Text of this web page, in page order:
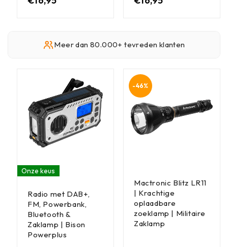
Meer dan 80.000+ tevreden klanten
Onze keus
Radio met DAB+,
FM, Powerbank,
Bluetooth &
Zaklamp | Bison
Powerplus
-46%
Mactronic Blitz LR11
| Krachtige
oplaadbare
zoeklamp | Militaire
Zaklamp